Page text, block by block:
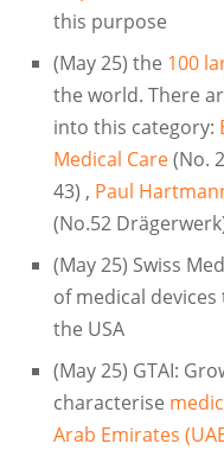
this purpose
(May 25) the 100
the world. There
into this category:
Medical Care(No.
43) , Paul
(No.52
(May 25) Swiss
of medical
the USA
(May 25) GTAI:
characterise
Arab Emirates